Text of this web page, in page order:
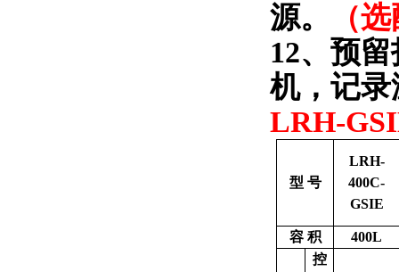
源。
（
12、预
机，记
LRH-
型 号
LRH-
400C-
GSIE
容 积 400L
控